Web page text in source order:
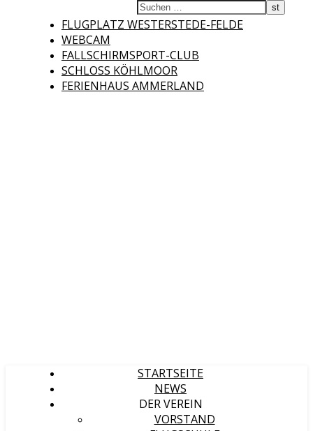
FLUGPLATZ WESTERSTEDE-FELDE
WEBCAM
FALLSCHIRMSPORT-CLUB
SCHLOSS KÖHLMOOR
FERIENHAUS AMMERLAND
Fliegerclub
STARTSEITE
NEWS
DER VEREIN
VORSTAND